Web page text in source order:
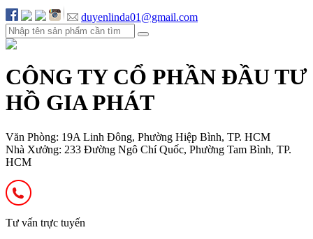
duyenlinda01@gmail.com
CÔNG TY CỔ PHẦN ĐẦU TƯ
HỒ GIA PHÁT
Văn Phòng: 19A Linh Đông, Phường Hiệp Bình, TP. HCM
Nhà Xưởng: 233 Đường Ngô Chí Quốc, Phường Tam Bình, TP.
HCM
Tư vấn trực tuyến